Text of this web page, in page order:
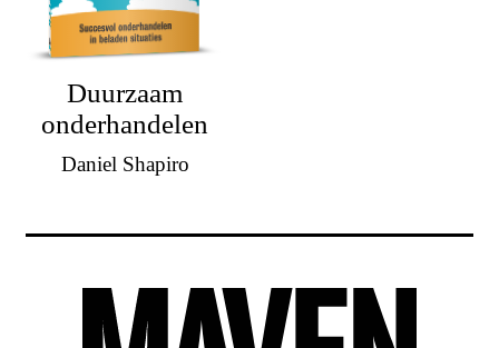
Duurzaam
onderhandelen
Daniel Shapiro